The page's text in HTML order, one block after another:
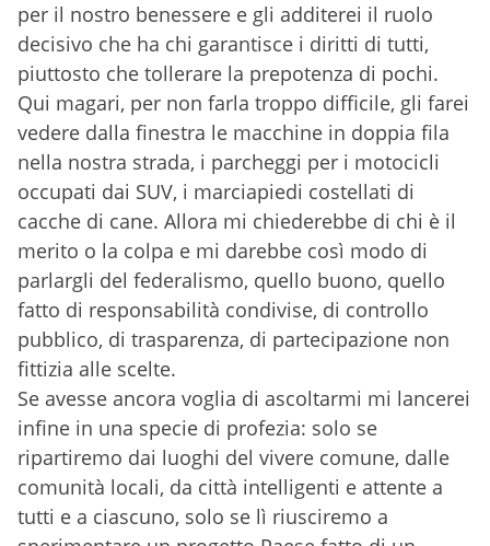
per il nostro benessere e gli additerei il ruolo
decisivo che ha chi garantisce i diritti di tutti,
piuttosto che tollerare la prepotenza di pochi.
Qui magari, per non farla troppo difficile, gli farei
vedere dalla finestra le macchine in doppia fila
nella nostra strada, i parcheggi per i motocicli
occupati dai SUV, i marciapiedi costellati di
cacche di cane. Allora mi chiederebbe di chi è il
merito o la colpa e mi darebbe così modo di
parlargli del federalismo, quello buono, quello
fatto di responsabilità condivise, di controllo
pubblico, di trasparenza, di partecipazione non
fittizia alle scelte.
Se avesse ancora voglia di ascoltarmi mi lancerei
infine in una specie di profezia: solo se
ripartiremo dai luoghi del vivere comune, dalle
comunità locali, da città intelligenti e attente a
tutti e a ciascuno, solo se lì riusciremo a